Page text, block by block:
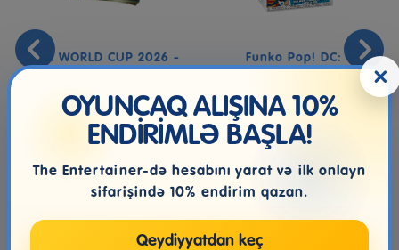
FIFA WORLD CUP 2026 -
STICKERS COLLECTION
9.99₼
Funko Pop! DC:
Superman 2025 -
46.99₼
×
OYUNCAQ ALIŞINA 10%
ENDİRİMLƏ BAŞLA!
The Entertainer-də hesabını yarat və ilk onlayn
sifarişində 10% endirim qazan.
Qeydiyyatdan keç